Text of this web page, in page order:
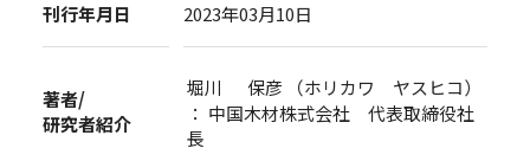
刊行年月日 2023年03月10日
著者/
研究者紹介
堀川 保彦 （ホリカワ ヤスヒコ）
： 中国木材株式会社 代表取締役社
長